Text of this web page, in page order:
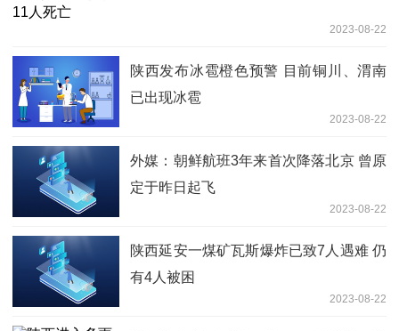
2023-08-22
陕西发布冰雹橙色预警 目前铜川、渭南
已出现冰雹
2023-08-22
外媒：朝鲜航班3年来首次降落北京 曾原
定于昨日起飞
2023-08-22
陕西延安一煤矿瓦斯爆炸已致7人遇难 仍
有4人被困
2023-08-22